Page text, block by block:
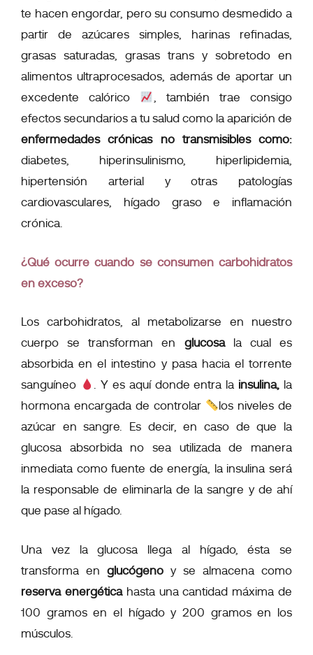
te hacen engordar, pero su consumo desmedido a
partir de azúcares simples, harinas refinadas,
grasas saturadas, grasas trans y sobretodo en
alimentos ultraprocesados, además de aportar un
excedente calórico
, también trae consigo
efectos secundarios a tu salud como la aparición de
enfermedades crónicas no transmisibles como:
diabetes, hiperinsulinismo, hiperlipidemia,
hipertensión arterial y otras patologías
cardiovasculares, hígado graso e inflamación
crónica.
¿Qué ocurre cuando se consumen carbohidratos
en exceso?
Los carbohidratos, al metabolizarse en nuestro
cuerpo se transforman en glucosala cual es
absorbida en el intestino y pasa hacia el torrente
sanguíneo
. Y es aquí donde entra lainsulina, la
hormona encargada de controlar
los niveles de
azúcar en sangre. Es decir, en caso de que la
glucosa absorbida no sea utilizada de manera
inmediata como fuente de energía, la insulina será
la responsable de eliminarla de la sangre y de ahí
que pase al hígado.
Una vez la glucosa llega al hígado, ésta se
transforma en glucógeno y se almacena como
reserva energéticahasta una cantidad máxima de
100 gramos en el hígado y 200 gramos en los
músculos.